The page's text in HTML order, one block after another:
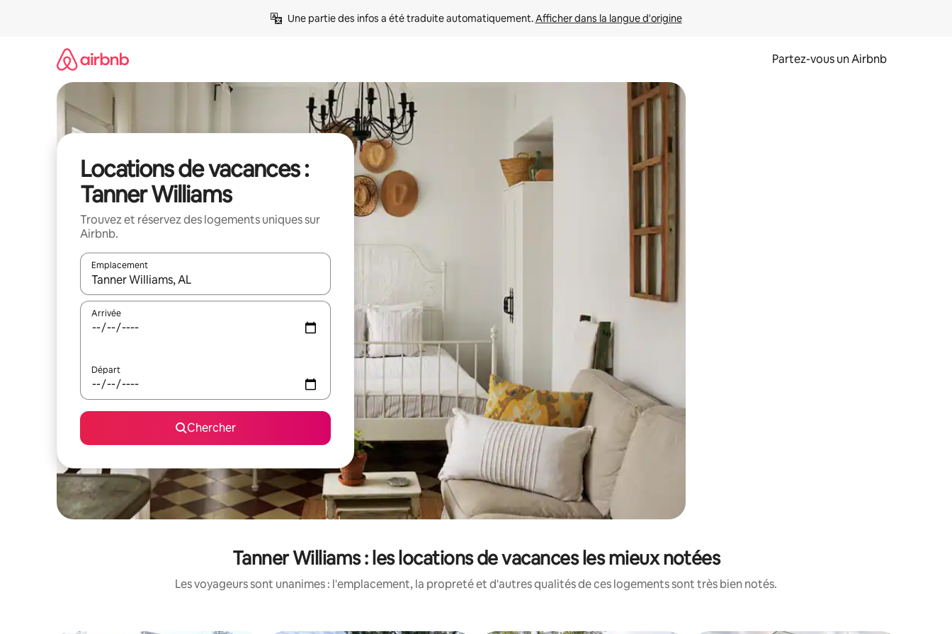
Une partie des infos a été traduite automatiquement. Afficher dans la langue d'origine
Partez-vous un Airbnb
Locations de vacances :
Tanner Williams
Trouvez et réservez des logements uniques sur
Airbnb.
Emplacement
Quand les résultats sont affichés, parcourez-les en utilisant les flèches vers le haut et vers le bas, ou en appuyant dessus et en les faisant glisser.
Arrivée
Départ
Chercher
Tanner Williams : les locations de vacances les mieux notées
Les voyageurs sont unanimes : l'emplacement, la propreté et d'autres qualités de ces logements sont très bien notés.